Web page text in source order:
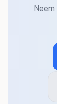
Neem